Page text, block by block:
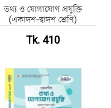
তথ্য ও যোগাযোগ প্রযুক্তি
(একাদশ-দ্বাদশ শ্রেণি)
Tk. 410